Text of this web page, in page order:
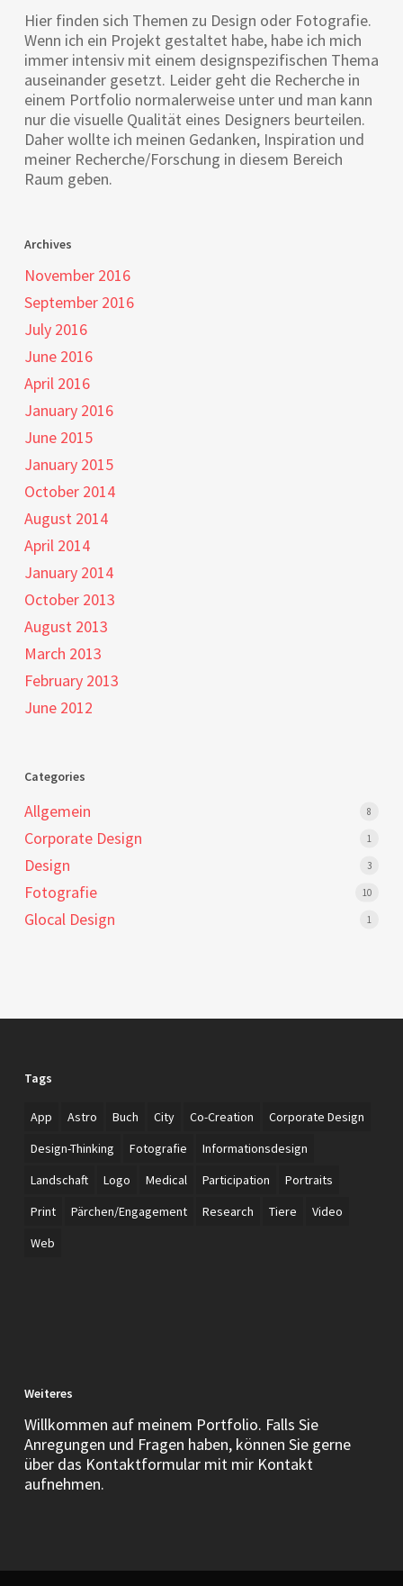
Hier finden sich Themen zu Design oder Fotografie.
Wenn ich ein Projekt gestaltet habe, habe ich mich
immer intensiv mit einem designspezifischen Thema
auseinander gesetzt. Leider geht die Recherche in
einem Portfolio normalerweise unter und man kann
nur die visuelle Qualität eines Designers beurteilen.
Daher wollte ich meinen Gedanken, Inspiration und
meiner Recherche/Forschung in diesem Bereich
Raum geben.
Archives
November 2016
September 2016
July 2016
June 2016
April 2016
January 2016
June 2015
January 2015
October 2014
August 2014
April 2014
January 2014
October 2013
August 2013
March 2013
February 2013
June 2012
Categories
Allgemein 8
Corporate Design 1
Design 3
Fotografie 10
Glocal Design 1
Tags
App Astro Buch City Co-Creation
Corporate Design
Design-Thinking
Fotografie
Informationsdesign
Landschaft
Logo Medical Participation
Portraits
Print
Pärchen/Engagement Research Tiere
Video
Web
Weiteres
Willkommen auf meinem Portfolio. Falls Sie
Anregungen und Fragen haben, können Sie gerne
über das Kontaktformular mit mir Kontakt
aufnehmen.